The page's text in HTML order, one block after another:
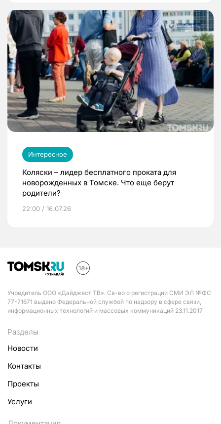
Интересное
Коляски – лидер бесплатного проката для
новорожденных в Томске. Что еще берут
родители?
22:00 / 16.07.26
Учредитель ООО «Дайджест ТВ». Св-во о регистрации СМИ ЭЛ №ФС
77-71671 выдано Федеральной службой по надзору в сфере связи,
информационных технологий и массовых коммуникаций 23.11.2017
Разделы
Новости
Контакты
Проекты
Услуги